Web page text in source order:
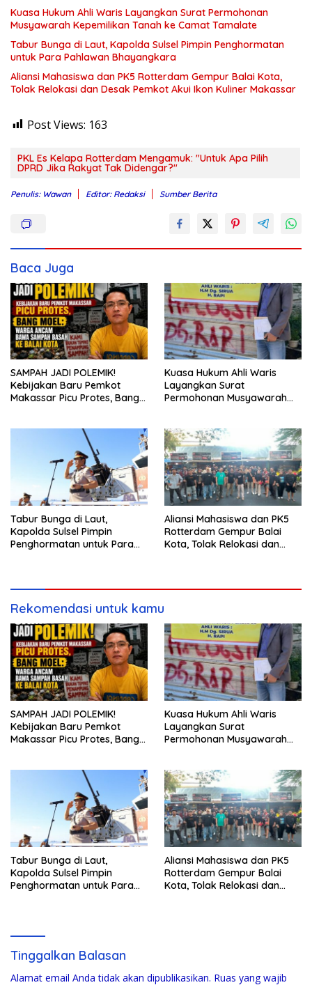
Kuasa Hukum Ahli Waris Layangkan Surat Permohonan
Musyawarah Kepemilikan Tanah ke Camat Tamalate
Tabur Bunga di Laut, Kapolda Sulsel Pimpin Penghormatan
untuk Para Pahlawan Bhayangkara
Aliansi Mahasiswa dan PK5 Rotterdam Gempur Balai Kota,
Tolak Relokasi dan Desak Pemkot Akui Ikon Kuliner Makassar
Post Views: 163
PKL Es Kelapa Rotterdam Mengamuk: "Untuk Apa Pilih
DPRD Jika Rakyat Tak Didengar?"
Penulis: Wawan Editor: Redaksi Sumber Berita
Baca Juga
SAMPAH JADI POLEMIK!
Kebijakan Baru Pemkot
Makassar Picu Protes, Bang
Kuasa Hukum Ahli Waris
Layangkan Surat
Permohonan Musyawarah
Tabur Bunga di Laut,
Kapolda Sulsel Pimpin
Penghormatan untuk Para
Aliansi Mahasiswa dan PK5
Rotterdam Gempur Balai
Kota, Tolak Relokasi dan
Rekomendasi untuk kamu
SAMPAH JADI POLEMIK!
Kebijakan Baru Pemkot
Makassar Picu Protes, Bang
Kuasa Hukum Ahli Waris
Layangkan Surat
Permohonan Musyawarah
Tabur Bunga di Laut,
Kapolda Sulsel Pimpin
Penghormatan untuk Para
Aliansi Mahasiswa dan PK5
Rotterdam Gempur Balai
Kota, Tolak Relokasi dan
Tinggalkan Balasan
Alamat email Anda tidak akan dipublikasikan. Ruas yang wajib